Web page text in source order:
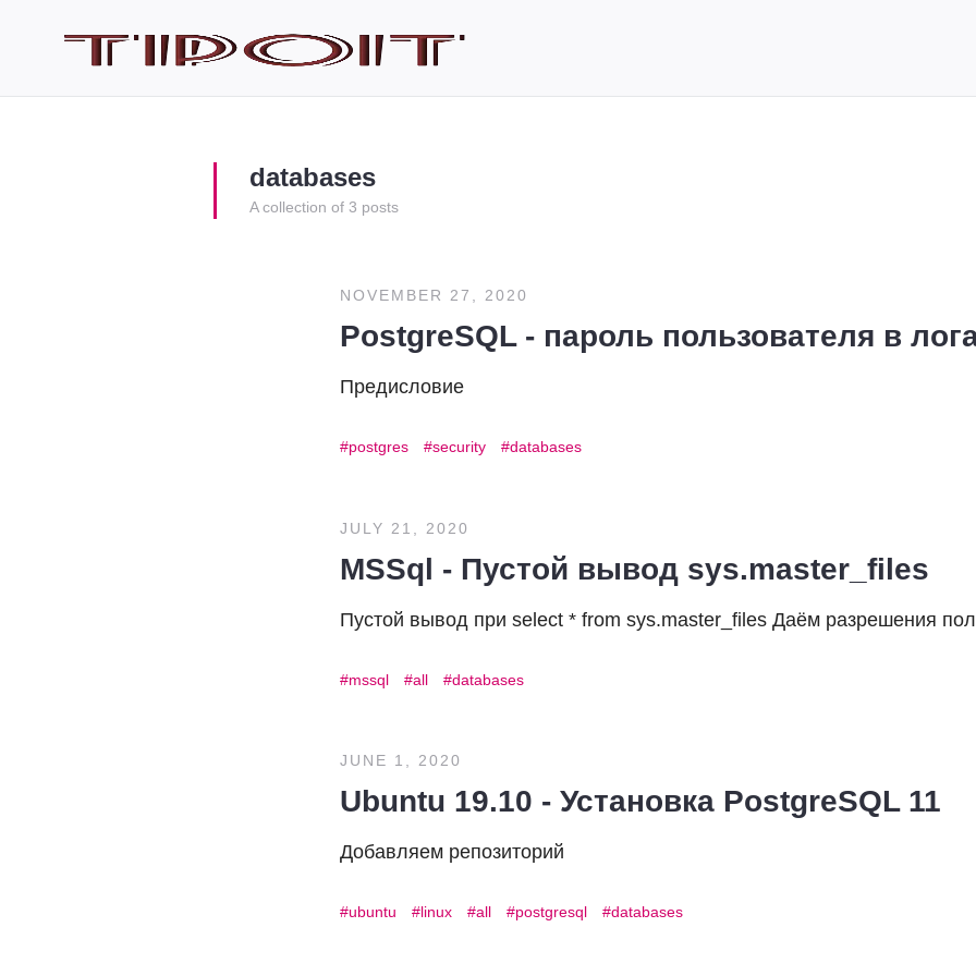
databases
A collection of 3 posts
NOVEMBER 27, 2020
PostgreSQL - пароль пользователя в
Предисловие
postgres security databases
JULY 21, 2020
MSSql - Пустой вывод sys.master_files
Пустой вывод при select * from sys.master_files Даём разрешения
mssql all databases
JUNE 1, 2020
Ubuntu 19.10 - Установка PostgreSQL 11
Добавляем репозиторий
ubuntu linux all postgresql databases